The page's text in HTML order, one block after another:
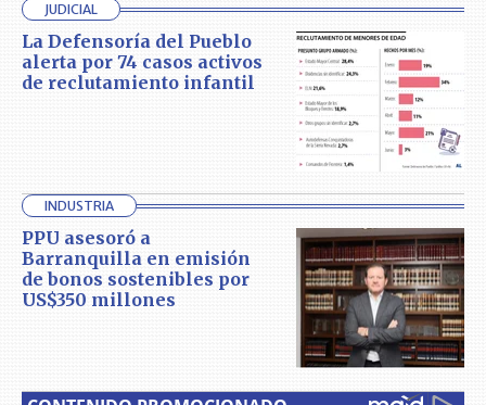
JUDICIAL
La Defensoría del Pueblo
alerta por 74 casos activos
de reclutamiento infantil
INDUSTRIA
PPU asesoró a
Barranquilla en emisión
de bonos sostenibles por
US$350 millones